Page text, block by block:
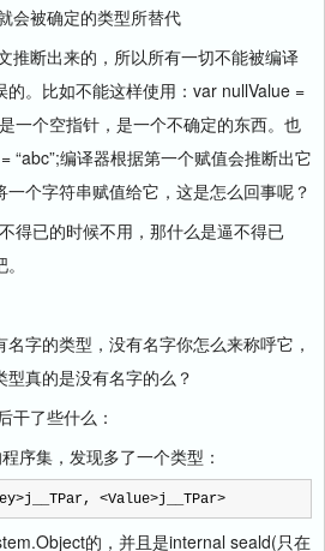
会被确定的类型所替代
推断出来的，所以所有一切不能被编译
。比如不能这样使用：var nullValue =
一个空指针，是一个不确定的东西。也
“abc”;编译器根据第一个赋值会推断出它
个字符串赋值给它，这是怎么回事呢？
得已的时候不用，那什么是逼不得已
字的类型，没有名字你怎么来称呼它，
真的是没有名字的么？
干了些什么：
序集，发现多了一个类型：
>j__TPar, <Value>j__TPar>
的，并且是internal seald(只在